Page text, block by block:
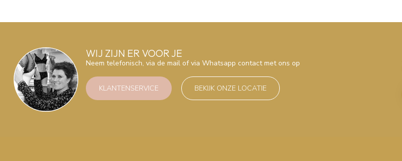
WIJ ZIJN ER VOOR JE
Neem telefonisch, via de mail of via Whatsapp contact met ons op
KLANTENSERVICE BEKIJK ONZE LOCATIE